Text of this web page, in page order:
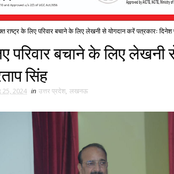
राष्ट्र के लिए परिवार बचाने के लिए लेखनी से योगदान करें पत्रकारः दिनेश
परिवार बचाने के लिए लेखनी
सिंह
2024 in उत्तर प्रदेश, लखनऊ